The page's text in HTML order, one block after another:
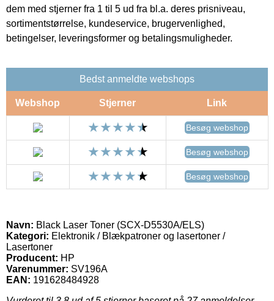
dem med stjerner fra 1 til 5 ud fra bl.a. deres prisniveau,
sortimentstørrelse, kundeservice, brugervenlighed,
betingelser, leveringsformer og betalingsmuligheder.
Bedst anmeldte webshops
Webshop Stjerner Link
Besøg webshop
Besøg webshop
Besøg webshop
Navn: Black Laser Toner (SCX-D5530A/ELS)
Kategori: Elektronik / Blækpatroner og lasertoner /
Lasertoner
Producent: HP
Varenummer: SV196A
EAN: 191628484928